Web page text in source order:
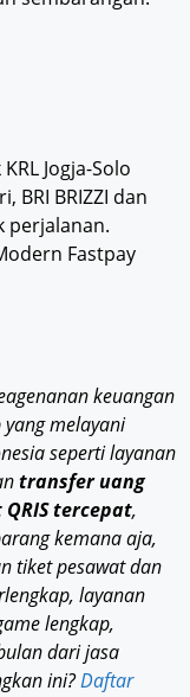
Jogja-Solo
BRI BRIZZI dan
perjalanan.
Fastpay
keuangan
melayani
seperti layanan
transfer uang
tercepat,
kemana aja,
tiket pesawat dan
layanan
lengkap,
dari jasa
ini?Daftar